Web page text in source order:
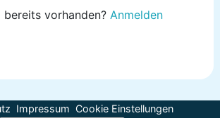
bereits vorhanden?Anmelden
Impressum Cookie Einstellungen